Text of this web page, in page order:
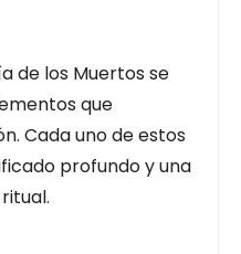
de los Muertos se
que
Cada uno de estos
profundo y una